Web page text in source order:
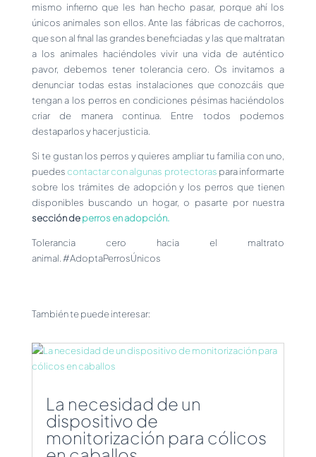
mismo infierno que les han hecho pasar, porque ahí los
únicos animales son ellos. Ante las fábricas de cachorros,
que son al final las grandes beneficiadas y las que maltratan
a los animales haciéndoles vivir una vida de auténtico
pavor, debemos tener tolerancia cero. Os invitamos a
denunciar todas estas instalaciones que conozcáis que
tengan a los perros en condiciones pésimas haciéndolos
criar de manera continua. Entre todos podemos
destaparlos y hacer justicia.
Si te gustan los perros y quieres ampliar tu familia con uno,
puedes contactar con algunas protectoras para informarte
sobre los trámites de adopción y los perros que tienen
disponibles buscando un hogar, o pasarte por nuestra
sección deperros en adopción.
Tolerancia cero hacia el maltrato
animal. #AdoptaPerrosÚnicos
También te puede interesar:
La necesidad de un
dispositivo de
monitorización para cólicos